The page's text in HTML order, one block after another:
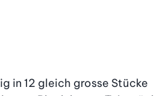
in 12 gleich grosse Stücke